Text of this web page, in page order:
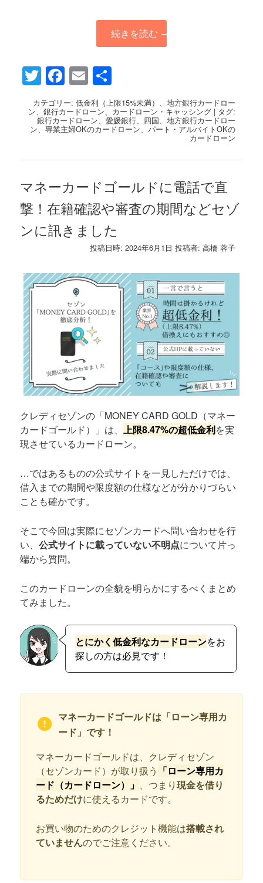
続きを読む →
Twitter
Facebook
Email
有
カテゴリー: 低金利（上限15%未満） 、地方銀行カードロー
ン、銀行カードローン、 カードローン・キャッシング | タグ:
銀行カードローン、愛媛銀行、 四国、地方銀行カードロー
ン、専業主婦OKのカードローン、パート・アルバイトOKの
カードローン
マネーカードゴールドに電話で直
撃！在籍確認や審査の期間などセゾ
ンに訊きました
投稿日時:2024年6月1日 投稿者:高橋 蓉子
クレディセゾンの「MONEY CARD GOLD（マネー
カードゴールド）」は、上限8.47%の超低金利を実
現させているカードローン。
…ではあるものの公式サイトを一見しただけでは、
借入までの期間や限度額の仕様などが分かりづらい
ことも確かです。
そこで今回は実際にセゾンカードへ問い合わせを行
い、公式サイトに載っていない不明点について片っ
端から質問。
このカードローンの全貌を明らかにするべくまとめ
てみました。
とにかく低金利なカードローンをお
探しの方は必見です！
マネーカードゴールドは「ローン専用カ
ード」です！
マネーカードゴールドは、クレディセゾン
（セゾンカード）が取り扱う 「ローン専用カ
ード（カードローン）」 、つまり現金を借り
るためだけに使えるカードです。
お買い物のためのクレジット機能は搭載され
ていませんのでご注意ください。